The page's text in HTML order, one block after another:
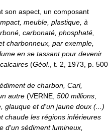
son aspect, un composant
meuble, plastique, à
carbonaté, phosphaté,
charbonneux, par exemple,
en se tassant pour devenir
(Géol., t. 2, 1973, p. 500
de charbon, Carl,
autre (VERNE, 500 millions
glauque et d'un jaune doux (...)
chaude les régions inférieures
d'un sédiment lumineux,